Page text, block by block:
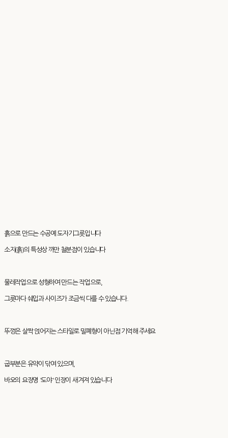
흙으로 만드는 수공예 도자기그릇입니다
소지(흙)의 특성상 까만 철분점이 있습니다
물레작업으로 성형하여 만드는 작업으로,
그릇마다 쉐입과 사이즈가 조금씩 다를 수 있습니다.
뚜껑은 살짝 얹어지는 스타일로 밀폐형이 아닌점 기억해 주세요
굽부분은 유약이 닦여 있으며,
바오의 요장명 '도야' 인장이 새겨져 있습니다